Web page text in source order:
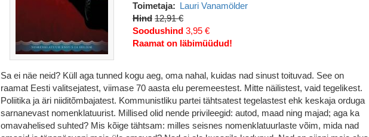
Toimetaja
Lauri Vanamölder
Hind 12,91 €
Soodushind 3,95 €
Raamat on läbimüüdud!
Sa ei näe neid? Küll aga tunned kogu aeg, oma nahal, kuidas nad sinust toituvad. See on
raamat Eesti valitsejatest, viimase 70 aasta elu peremeestest. Mitte näilistest, vaid tegelikest.
Poliitika ja äri niiditõmbajatest. Kommunistliku partei tähtsatest tegelastest ehk keskaja orduga
sarnanevast nomenklatuurist. Millised olid nende privileegid: autod, maad ning majad; aga ka
omavahelised suhted? Mis kõige tähtsam: milles seisnes nomenklatuurlaste võim, mida nad